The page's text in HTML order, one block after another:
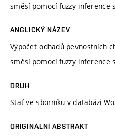
směsí pomocí fuzzy inference
ANGLICKÝ NÁZEV
Výpočet odhadů pevnostních
směsí pomocí fuzzy inference
DRUH
Stať ve sborníku v databázi
ORIGINÁLNÍ ABSTRAKT